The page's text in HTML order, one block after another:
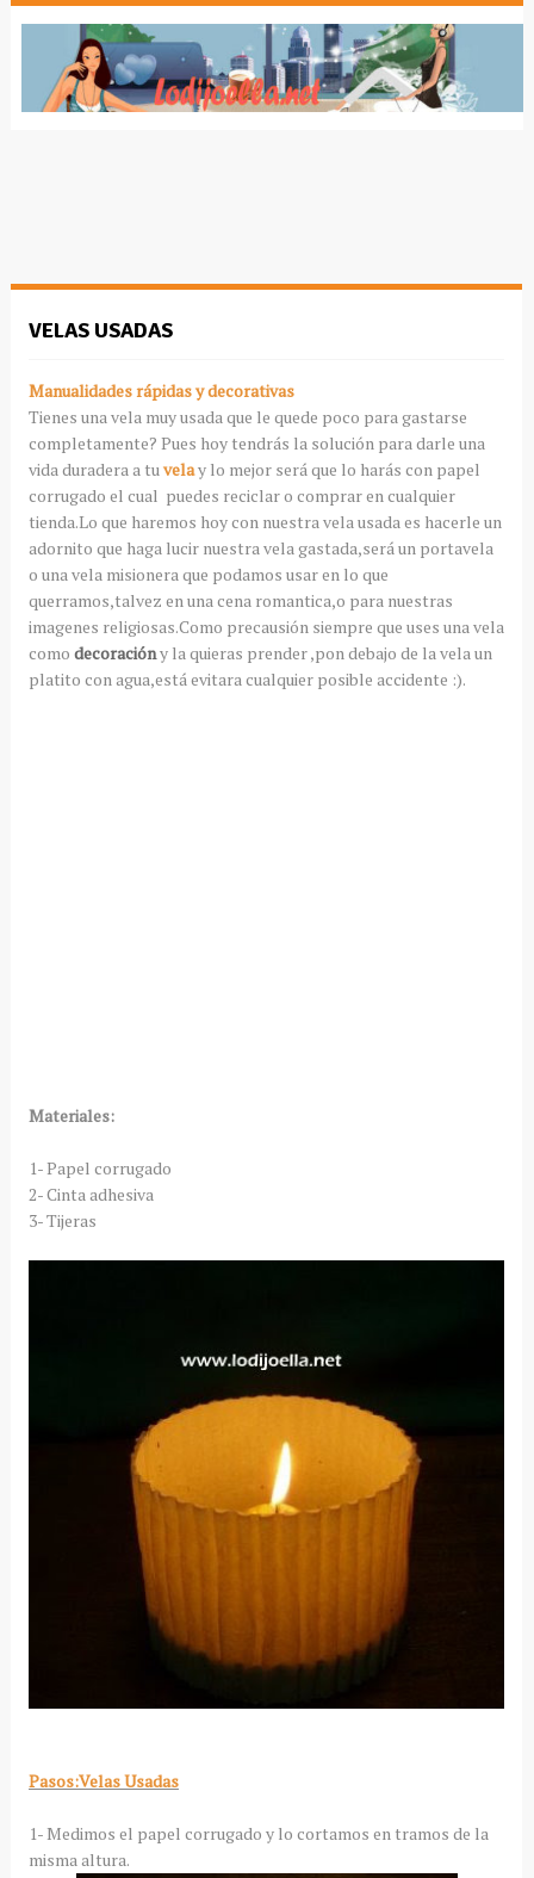
VELAS USADAS
Manualidades rápidas y decorativas
Tienes una vela muy usada que le quede poco para gastarse
completamente? Pues hoy tendrás la solución para darle una
vida duradera a tu velay lo mejor será que lo harás con papel
corrugado el cual puedes reciclar o comprar en cualquier
tienda.Lo que haremos hoy con nuestra vela usada es hacerle un
adornito que haga lucir nuestra vela gastada,será un portavela
o una vela misionera que podamos usar en lo que
querramos,talvez en una cena romantica,o para nuestras
imagenes religiosas.Como precausión siempre que uses una vela
como decoracióny la quieras prender ,pon debajo de la vela un
platito con agua,está evitara cualquier posible accidente :).
Materiales:
1- Papel corrugado
2- Cinta adhesiva
3- Tijeras
Pasos:Velas Usadas
1- Medimos el papel corrugado y lo cortamos en tramos de la
misma altura.